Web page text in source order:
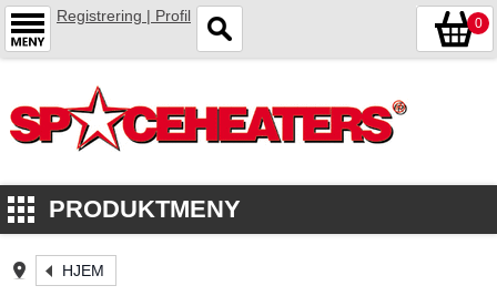
Registrering | Profil 0
PRODUKTMENY
HJEM